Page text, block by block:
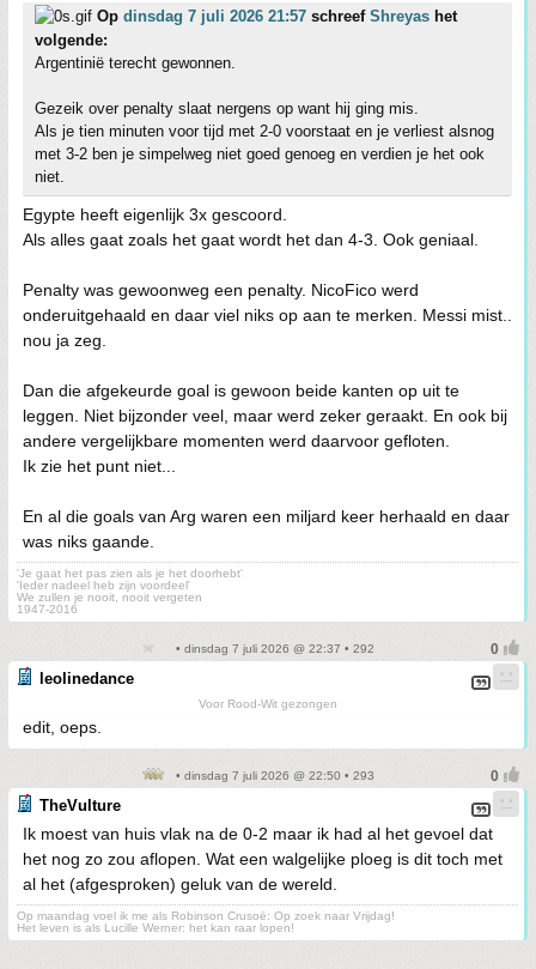
Op dinsdag 7 juli 2026 21:57 schreef Shreyas het
volgende:
Argentinië terecht gewonnen.
Gezeik over penalty slaat nergens op want hij ging mis.
Als je tien minuten voor tijd met 2-0 voorstaat en je verliest alsnog
met 3-2 ben je simpelweg niet goed genoeg en verdien je het ook
niet.
Egypte heeft eigenlijk 3x gescoord.
Als alles gaat zoals het gaat wordt het dan 4-3. Ook geniaal.
Penalty was gewoonweg een penalty. NicoFico werd
onderuitgehaald en daar viel niks op aan te merken. Messi mist..
nou ja zeg.
Dan die afgekeurde goal is gewoon beide kanten op uit te
leggen. Niet bijzonder veel, maar werd zeker geraakt. En ook bij
andere vergelijkbare momenten werd daarvoor gefloten.
Ik zie het punt niet...
En al die goals van Arg waren een miljard keer herhaald en daar
was niks gaande.
'Je gaat het pas zien als je het doorhebt'
'Ieder nadeel heb zijn voordeel'
We zullen je nooit, nooit vergeten
1947-2016
• dinsdag 7 juli 2026 @ 22:37 • 292
leolinedance
Voor Rood-Wit gezongen
edit, oeps.
• dinsdag 7 juli 2026 @ 22:50 • 293
TheVulture
Ik moest van huis vlak na de 0-2 maar ik had al het gevoel dat
het nog zo zou aflopen. Wat een walgelijke ploeg is dit toch met
al het (afgesproken) geluk van de wereld.
Op maandag voel ik me als Robinson Crusoë: Op zoek naar Vrijdag!
Het leven is als Lucille Werner: het kan raar lopen!